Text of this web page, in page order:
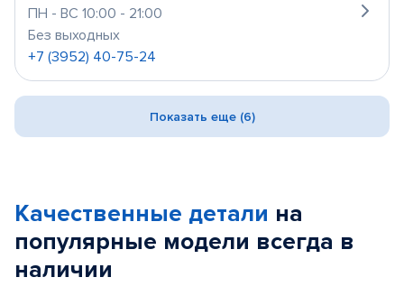
ПН - ВС 10:00 - 21:00
Без выходных
+7 (3952) 40-75-24
Показать еще (6)
Качественные детали на
популярные модели всегда в
наличии